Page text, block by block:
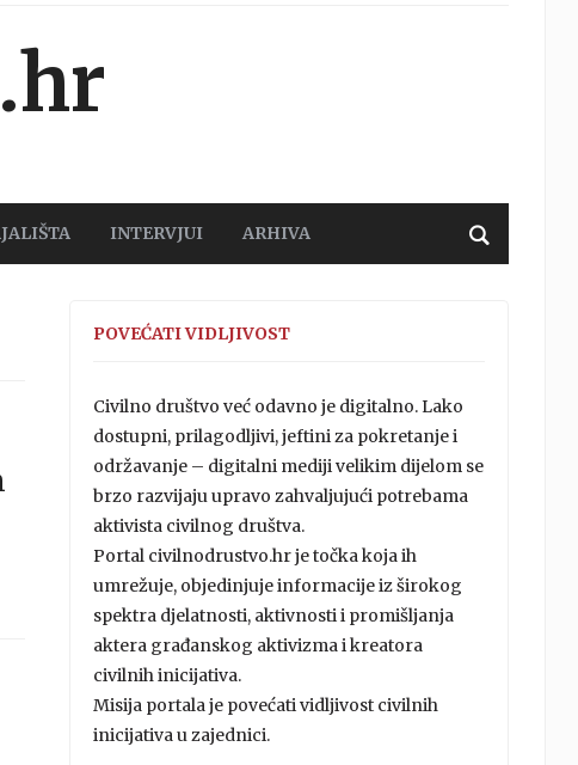
INTERVJUI ARHIVA
POVEĆATI VIDLJIVOST
Civilno društvo već odavno je digitalno. Lako
dostupni, prilagodljivi, jeftini za pokretanje i
održavanje – digitalni mediji velikim dijelom se
brzo razvijaju upravo zahvaljujući potrebama
aktivista civilnog društva.
Portal civilnodrustvo.hr je točka koja ih
umrežuje, objedinjuje informacije iz širokog
spektra djelatnosti, aktivnosti i promišljanja
aktera građanskog aktivizma i kreatora
civilnih inicijativa.
Misija portala je povećati vidljivost civilnih
inicijativa u zajednici.